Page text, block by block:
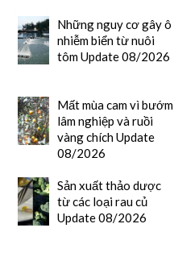
Những nguy cơ gây ô
nhiễm biển từ nuôi
tôm Update 08/2026
Mất mùa cam vì bướm
lâm nghiệp và ruồi
vàng chích Update
08/2026
Sản xuất thảo dược
từ các loại rau củ
Update 08/2026